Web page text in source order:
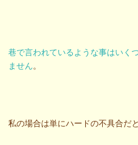
巷で言われているような事はいく
ません。
私の場合は単にハードの不具合だ